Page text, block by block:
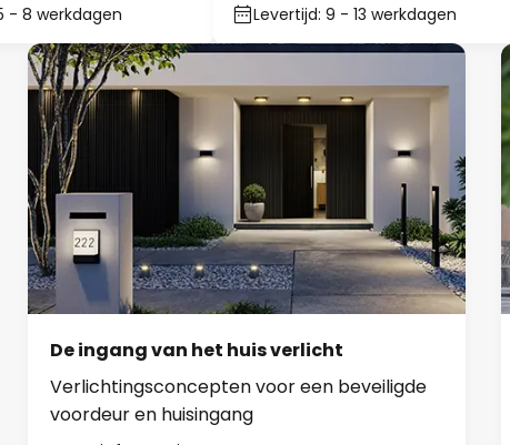
Verlichtingsconcepten voor een beveiligde
voordeur en huisingang